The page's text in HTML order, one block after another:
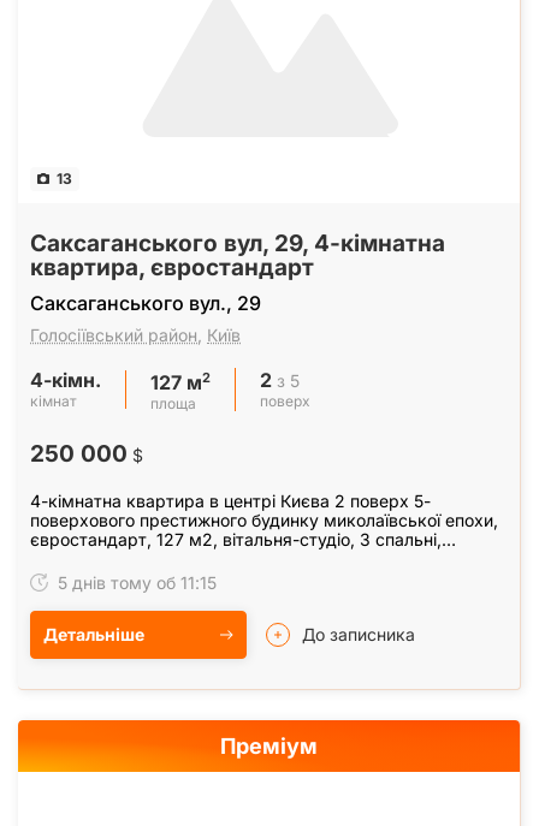
13
Саксаганського вул, 29, 4-кімнатна
квартира, євростандарт
Саксаганського вул., 29
Голосіївський район Київ
4-кімн.
кімнат
127 м2
площа
2 з 5
поверх
250 000 $
4-кімнатна квартира в центрі Києва 2 поверх 5-
поверхового престижного будинку миколаївської епохи,
євростандарт, 127 м2, вітальня-студіо, 3 спальні,
5 днів тому об 11:15
Детальніше До записника
Преміум